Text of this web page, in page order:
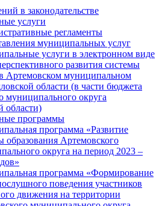
в законодательстве
услуги
регламенты
муниципальных услуг
услуги в электронном виде
развития системы
Артемовском муниципальном
области (в части бюджета
муниципального округа
области)
программы
программа «Развитие
образования Артемовского
округа на период 2023 –
программа «Формирование
поведения участников
движения на территории